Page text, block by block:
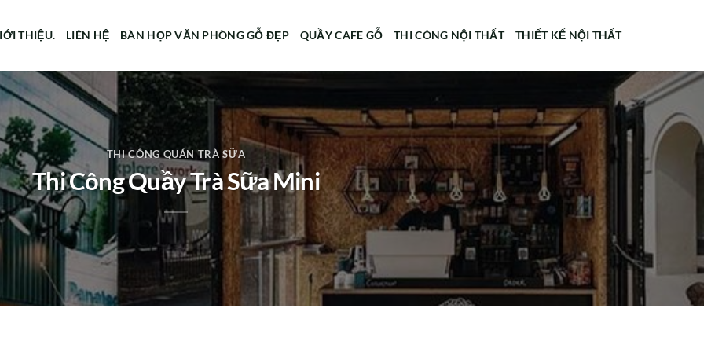
THIỆU. LIÊN HỆ BÀN HỌP VĂN PHÒNG GỖ ĐẸP QUẦY CAFE GỖ THI CÔNG NỘI THẤT THIẾT KẾ NỘI THẤT
THI CÔNG QUÁN TRÀ SỮA
Thi Công Quầy Trà Sữa Mini